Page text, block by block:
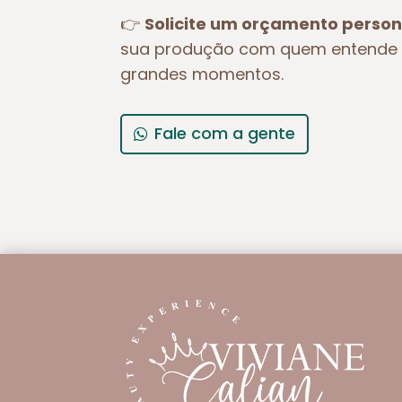
👉 Solicite um orçamento
sua produção com quem
grandes momentos.
Fale com a gente